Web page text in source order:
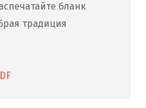
бланк
традиция